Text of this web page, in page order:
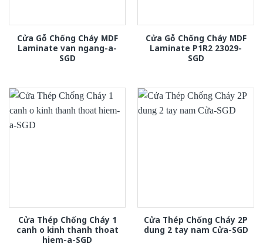
Cửa Gỗ Chống Cháy MDF
Laminate van ngang-a-
SGD
Cửa Gỗ Chống Cháy MDF
Laminate P1R2 23029-
SGD
Cửa Thép Chống Cháy 1
canh o kinh thanh thoat
hiem-a-SGD
Cửa Thép Chống Cháy 2P
dung 2 tay nam Cửa-SGD